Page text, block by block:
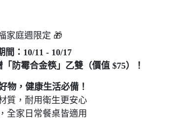
家庭週限定 🎁
間：10/11 - 10/17
防霉合金筷」乙雙（價值 $75）！
物，健康生活必備！
質，耐用衛生更安心
全家日常餐桌皆適用